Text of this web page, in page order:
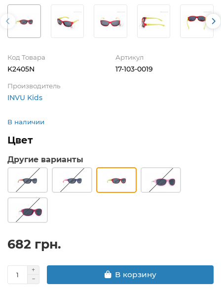
Код Товара
K2405N
Артикул
17-103-0019
Производитель
INVU Kids
В наличии
Цвет
Другие варианты
682 грн.
В корзину